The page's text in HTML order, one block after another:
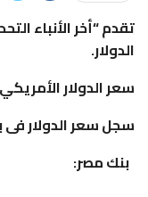
تقدم “أخر الأنباء
الدولار.
سعر الدولار
سجل سعر الدولار فى
بنك مصر: